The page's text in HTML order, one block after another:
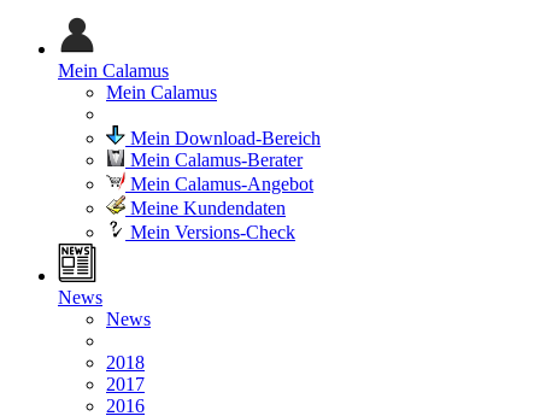
Mein Calamus
Mein Calamus
Mein Download-Bereich
Mein Calamus-Berater
Mein Calamus-Angebot
Meine Kundendaten
Mein Versions-Check
News
News
2018
2017
2016